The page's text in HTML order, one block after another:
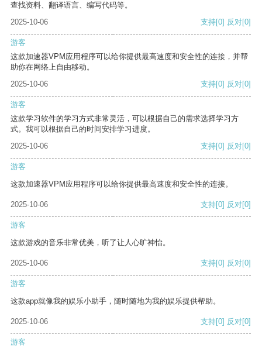
查找资料、翻译语言、编写代码等。
2025-10-06
支持[0] 反对[0]
游客
这款加速器VPM应用程序可以给你提供最高速度和安全性的连接，并帮
助你在网络上自由移动。
2025-10-06
支持[0] 反对[0]
游客
这款学习软件的学习方式非常灵活，可以根据自己的需求选择学习方
式。我可以根据自己的时间安排学习进度。
2025-10-06
支持[0] 反对[0]
游客
这款加速器VPM应用程序可以给你提供最高速度和安全性的连接。
2025-10-06 支持[0] 反对[0]
游客
这款游戏的音乐非常优美，听了让人心旷神怡。
2025-10-06 支持[0] 反对[0]
游客
这款app就像我的娱乐小助手，随时随地为我的娱乐提供帮助。
2025-10-06 支持[0] 反对[0]
游客